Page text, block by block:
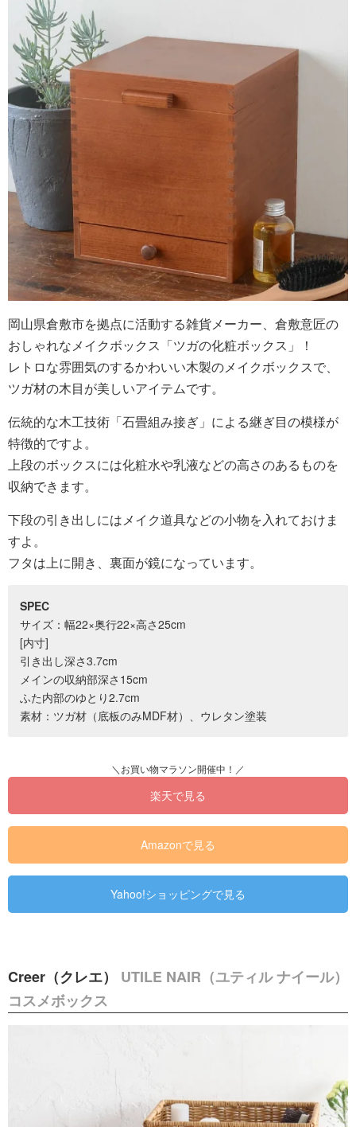
岡山県倉敷市を拠点に活動する雑貨メーカー、倉敷意匠の
おしゃれなメイクボックス「ツガの化粧ボックス」！
レトロな雰囲気のするかわいい木製のメイクボックスで、
ツガ材の木目が美しいアイテムです。
伝統的な木工技術「石畳組み接ぎ」による継ぎ目の模様が
特徴的ですよ。
上段のボックスには化粧水や乳液などの高さのあるものを
収納できます。
下段の引き出しにはメイク道具などの小物を入れておけま
すよ。
フタは上に開き、裏面が鏡になっています。
SPEC
サイズ：幅22×奥行22×高さ25cm
[内寸]
引き出し深さ3.7cm
メインの収納部深さ15cm
ふた内部のゆとり2.7cm
素材：ツガ材（底板のみMDF材）、ウレタン塗装
楽天で見る
Amazonで見る
Yahoo!ショッピングで見る
Creer（クレエ） UTILE NAIR（ユティル ナイール）
コスメボックス